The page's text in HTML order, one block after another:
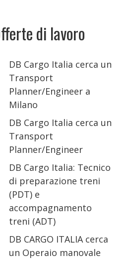
di lavoro
DB Cargo Italia cerca un
Transport
Planner/Engineer a
Milano
DB Cargo Italia cerca un
Transport
Planner/Engineer
DB Cargo Italia: Tecnico
di preparazione treni
(PDT) e
accompagnamento
treni (ADT)
DB CARGO ITALIA cerca
un Operaio manovale